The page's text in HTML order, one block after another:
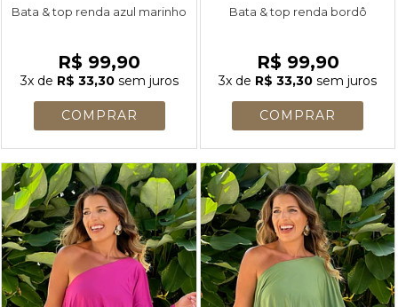
Bata & top renda azul marinho
R$ 99,90
3xde R$ 33,30sem juros
Bata & top renda bordô
R$ 99,90
3x de R$ 33,30 sem juros